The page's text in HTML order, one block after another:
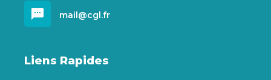
sms mail@cgl.fr
Liens Rapides